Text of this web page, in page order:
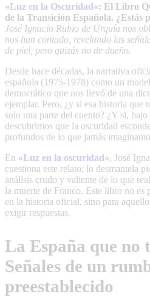
«Luz en la Oscuridad«: El Libro
de la Transición Española. ¿Estás
José Ignacio Rubio de Urquía nos
nos han contado, revelando las
de piel, pero quizás no de dueño.
Desde hace décadas, la narrativa
española (1975-1978) como un
democrático que nos llevó de una
ejemplar. Pero, ¿y si esa historia que
solo una parte del cuento? ¿Y si,
descubrimos que la oscuridad
profundos de lo que jamás
En «Luz en la oscuridad«, José
cuestiona este relato; lo desmantela
análisis crudo y valiente de lo que
la muerte de Franco. Este libro no es
en la historia oficial, sino para
exigir respuestas.
La España que no
Señales de un
preestablecido